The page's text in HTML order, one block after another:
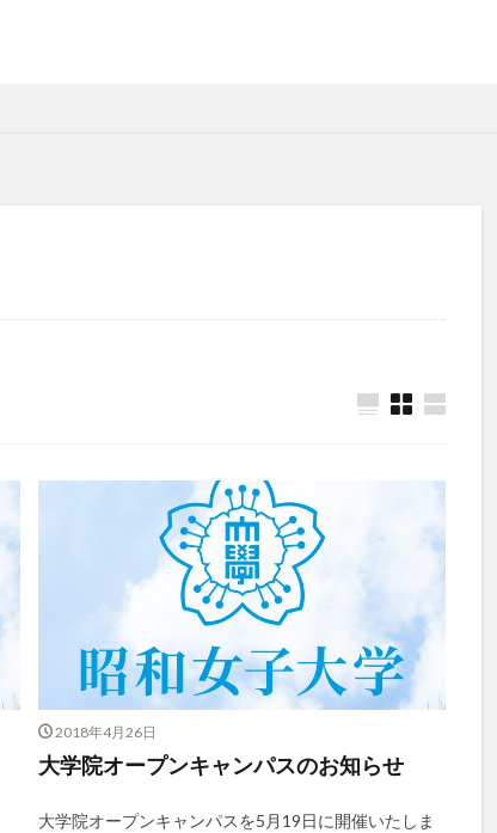
2018年4月26日
大学院オープンキャンパスのお知らせ
大学院オープンキャンパスを5月19日に開催いたしま